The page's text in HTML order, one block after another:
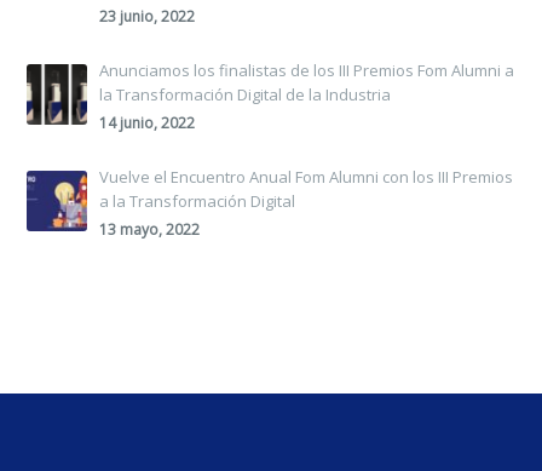
23 junio, 2022
Anunciamos los finalistas de los III Premios Fom Alumni a
la Transformación Digital de la Industria
14 junio, 2022
Vuelve el Encuentro Anual Fom Alumni con los III Premios
a la Transformación Digital
13 mayo, 2022